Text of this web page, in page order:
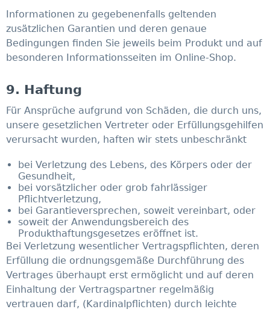
Informationen zu gegebenenfalls geltenden
zusätzlichen Garantien und deren genaue
Bedingungen finden Sie jeweils beim Produkt und auf
besonderen Informationsseiten im Online-Shop.
9. Haftung​​​​​​​
Für Ansprüche aufgrund von Schäden, die durch uns,
unsere gesetzlichen Vertreter oder Erfüllungsgehilfen
verursacht wurden, haften wir stets unbeschränkt
bei Verletzung des Lebens, des Körpers oder der
Gesundheit,
bei vorsätzlicher oder grob fahrlässiger
Pflichtverletzung,
bei Garantieversprechen, soweit vereinbart, oder
soweit der Anwendungsbereich des
Produkthaftungsgesetzes eröffnet ist.
Bei Verletzung wesentlicher Vertragspflichten, deren
Erfüllung die ordnungsgemäße Durchführung des
Vertrages überhaupt erst ermöglicht und auf deren
Einhaltung der Vertragspartner regelmäßig
vertrauen darf, (Kardinalpflichten) durch leichte